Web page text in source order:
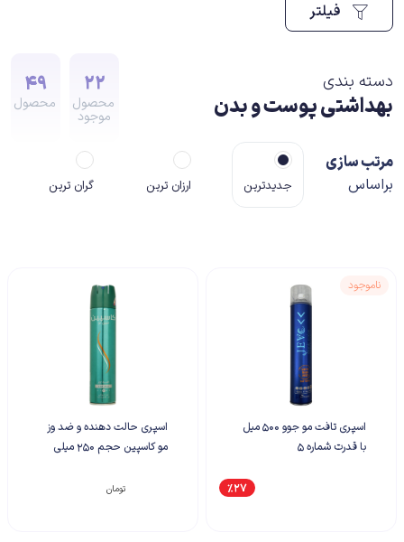
دسته بندی
بهداشتی پوست و بدن
22
محصول
موجود
49
محصول
مرتب سازی
براساس
جدیدترین ارزان ترین گران ترین
اسپری تافت مو جوو 500 میل
با قدرت شماره 5
%27
ناموجود
اسپری حالت دهنده و ضد وز
مو کاسپین حجم 250 میلی
تومان